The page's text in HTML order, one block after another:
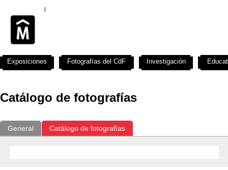
Catálogo de fotografías
General Catálogo de fotografías
Exposiciones Fotografías del CdF Investigación